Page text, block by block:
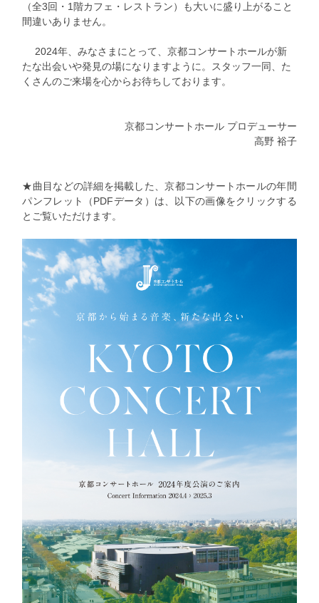
（全3回・1階カフェ・レストラン）も大いに盛り上がること
間違いありません。
2024年、みなさまにとって、京都コンサートホールが新
たな出会いや発見の場になりますように。スタッフ一同、た
くさんのご来場を心からお待ちしております。
京都コンサートホール プロデューサー
高野 裕子
★曲目などの詳細を掲載した、京都コンサートホールの年間
パンフレット（PDFデータ）は、以下の画像をクリックする
とご覧いただけます。